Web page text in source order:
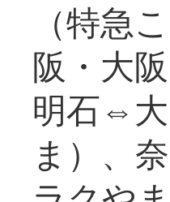
（特
阪・大
明石⇔大
ま）、